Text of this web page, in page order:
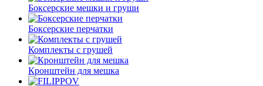
Боксерские мешки и груши
Боксерские перчатки
Комплекты с грушей
Кронштейн для мешка